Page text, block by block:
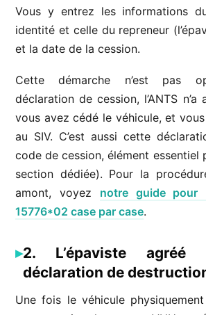
Vous y entrez les informations
identité et celle du repreneur
et la date de la cession.
Cette démarche n’est pas
déclaration de cession, l’ANTS
vous avez cédé le véhicule, et
au SIV. C’est aussi cette
code de cession, élément essentiel
section dédiée). Pour la
amont, voyez notre guide pour
15776*02 case par case.
2. L’épaviste
déclaration de
Une fois le véhicule